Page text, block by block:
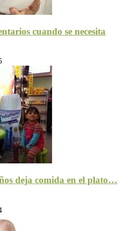
cuando se necesita
deja comida en el plato…